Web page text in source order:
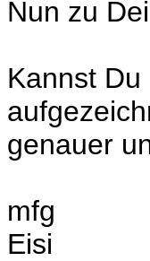
Nun zu
Kannst
genauer
mfg
Eisi